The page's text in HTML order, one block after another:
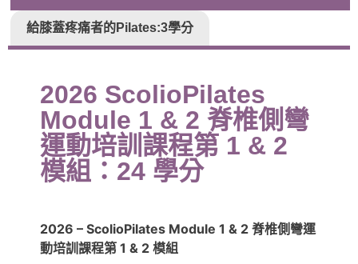
給膝蓋疼痛者的Pilates:3學分
2026 ScolioPilates
Module 1 & 2 脊椎側彎
運動培訓課程第 1 & 2
模組：24 學分
2026 – ScolioPilates Module 1 & 2 脊椎側彎運
動培訓課程第 1 & 2 模組